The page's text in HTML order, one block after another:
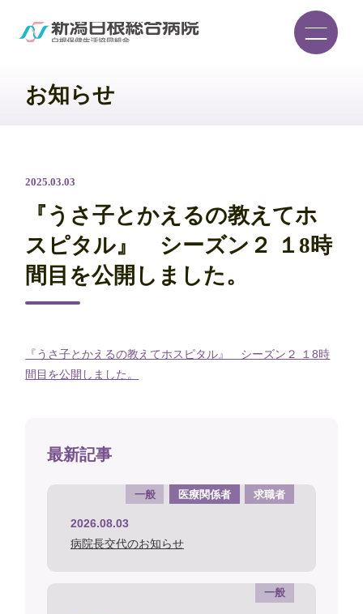
お知らせ
『うさ子とかえるの教えてホ
スピタル』 シーズン２ １8時
間目を公開しました。
2025.03.03
『うさ子とかえるの教えてホスピタル』 シーズン２ １8時
間目を公開しました。
最新記事
2026.08.03
病院長交代のお知らせ
一般 医療関係者 求職者
一般